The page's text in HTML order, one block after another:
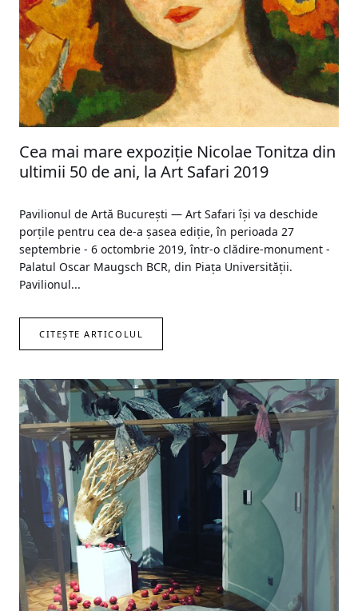
Cea mai mare expoziție Nicolae Tonitza din
ultimii 50 de ani, la Art Safari 2019
Pavilionul de Artă București — Art Safari își va deschide
porţile pentru cea de-a șasea ediţie, în perioada 27
septembrie - 6 octombrie 2019, într-o clădire-monument -
Palatul Oscar Maugsch BCR, din Piața Universității.
Pavilionul...
CITEȘTE ARTICOLUL